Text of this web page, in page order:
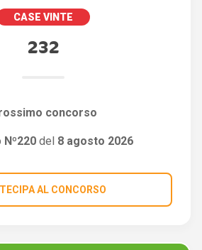
CASE VINTE
232
concorso
Nº220del 8 agosto 2026
AL CONCORSO